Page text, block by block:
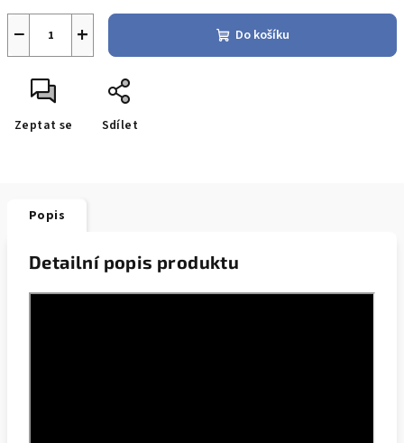
+
− Do košíku
Zeptat se Sdílet
Popis
Detailní popis produktu